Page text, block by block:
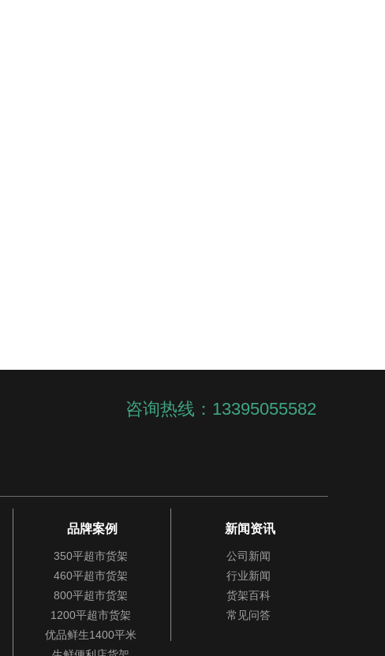
咨询热线：13395055582
品牌案例
350平超市货架
460平超市货架
800平超市货架
1200平超市货架
优品鲜生1400平米
新闻资讯
公司新闻
行业新闻
货架百科
常见问答